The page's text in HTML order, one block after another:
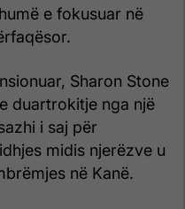
e fokusuar në
Sharon Stone
duartrokitje nga një
i saj për
midis njerëzve u
në Kanë.